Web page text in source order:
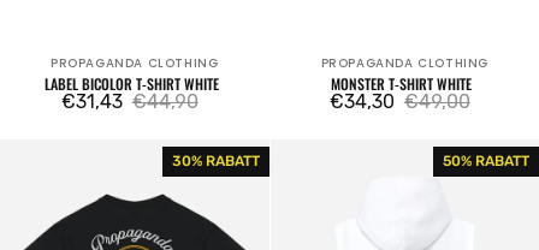
Verkäufer:
PROPAGANDA CLOTHING
LABEL BICOLOR T-SHIRT WHITE
Verkaufspreis
€31,43
Regulärer
Preis
€44,90
Verkäufer:
PROPAGANDA CLOTHING
MONSTER T-SHIRT WHITE
Verkaufspreis
€34,30
Regulärer
Preis
€49,00
Black
30% RABATT Triangle
Cobrahm
50% RABATT